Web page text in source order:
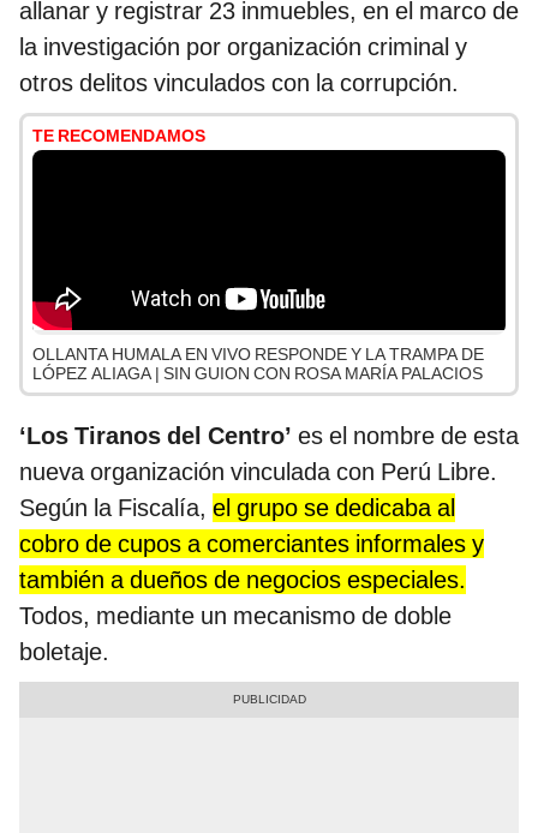
allanar y registrar 23 inmuebles, en el marco de
la investigación por organización criminal y
otros delitos vinculados con la corrupción.
TE RECOMENDAMOS
OLLANTA HUMALA EN VIVO RESPONDE Y LA TRAMPA DE
LÓPEZ ALIAGA | SIN GUION CON ROSA MARÍA PALACIOS
‘Los Tiranos del Centro’ es el nombre de esta
nueva organización vinculada con Perú Libre.
Según la Fiscalía, el grupo se dedicaba al
cobro de cupos a comerciantes informales y
también a dueños de negocios especiales.
Todos, mediante un mecanismo de doble
boletaje.